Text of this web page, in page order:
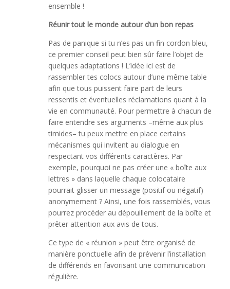
ensemble !
Réunir tout le monde autour d’un bon repas
Pas de panique si tu n’es pas un fin cordon bleu,
ce premier conseil peut bien sûr faire l’objet de
quelques adaptations ! L’idée ici est de
rassembler tes colocs autour d’une même table
afin que tous puissent faire part de leurs
ressentis et éventuelles réclamations quant à la
vie en communauté. Pour permettre à chacun de
faire entendre ses arguments –même aux plus
timides– tu peux mettre en place certains
mécanismes qui invitent au dialogue en
respectant vos différents caractères. Par
exemple, pourquoi ne pas créer une « boîte aux
lettres » dans laquelle chaque colocataire
pourrait glisser un message (positif ou négatif)
anonymement ? Ainsi, une fois rassemblés, vous
pourrez procéder au dépouillement de la boîte et
prêter attention aux avis de tous.
Ce type de « réunion » peut être organisé de
manière ponctuelle afin de prévenir l’installation
de différends en favorisant une communication
régulière.